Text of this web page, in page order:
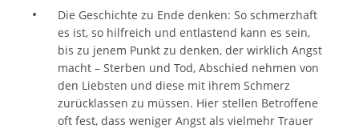
Die Geschichte zu Ende denken: So schmerzhaft
es ist, so hilfreich und entlastend kann es sein,
bis zu jenem Punkt zu denken, der wirklich Angst
macht – Sterben und Tod, Abschied nehmen von
den Liebsten und diese mit ihrem Schmerz
zurücklassen zu müssen. Hier stellen Betroffene
oft fest, dass weniger Angst als vielmehr Trauer